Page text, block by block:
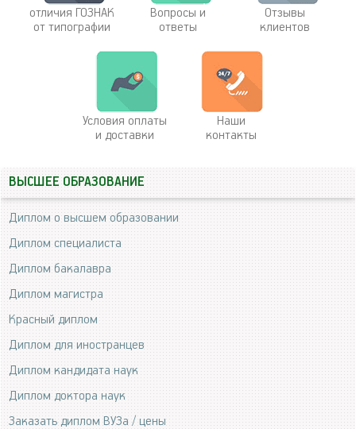
отличия ГОЗНАК
от типографии
Вопросы и
ответы
Отзывы
клиентов
Условия оплаты
и доставки
Наши
контакты
ВЫСШЕЕ ОБРАЗОВАНИЕ
Диплом о высшем образовании
Диплом специалиста
Диплом бакалавра
Диплом магистра
Красный диплом
Диплом для иностранцев
Диплом кандидата наук
Диплом доктора наук
Заказать диплом ВУЗа / цены